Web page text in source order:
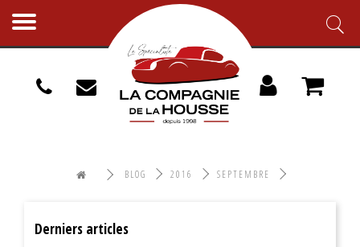
Toggle
BLOG 2016 SEPTEMBRE
Derniers articles